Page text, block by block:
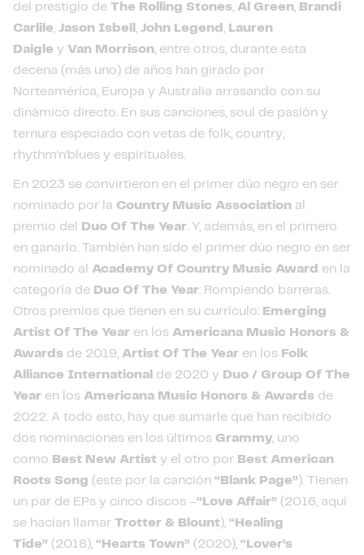
del prestigio de The Rolling Stones, Al Green, Brandi
Carlile, Jason Isbell , John Legend , Lauren
Daigle y Van Morrison, entre otros, durante esta
decena (más uno) de años han girado por
Norteamérica, Europa y Australia arrasando con su
dinámico directo. En sus canciones, soul de pasión y
ternura especiado con vetas de folk, country,
rhythm’n’blues y espirituales.
En 2023 se convirtieron en el primer dúo negro en ser
nominado por la Country Music Association al
premio del
Duo Of The Year. Y, además, en el primero
en ganarlo. También han sido el primer dúo negro en ser
nominado al Academy Of Country Music Award en la
categoría de Duo Of The Year. Rompiendo barreras.
Otros premios que tienen en su currículo: Emerging
Artist Of The Year en los Americana Music Honors &
Awards de 2019, Artist Of The Year en los Folk
Alliance International de 2020 y Duo / Group Of The
Year en los Americana Music Honors & Awards de
2022. A todo esto, hay que sumarle que han recibido
dos nominaciones en los últimos Grammy, uno
como Best New Artist y el otro por Best American
Roots Song (este por la canción “Blank Page” ). Tienen
un par de EPs y cinco discos –“Love Affair” (2016, aquí
se hacían llamar Trotter & Blount), “Healing
Tide” (2018), “Hearts Town” (2020), “Lover’s